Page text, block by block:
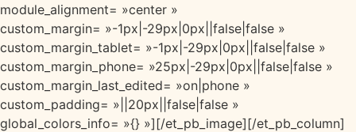
module_alignment= »center »
custom_margin= »-1px|-29px|0px||false|false »
custom_margin_tablet= »-1px|-29px|0px||false|false »
custom_margin_phone= »25px|-29px|0px||false|false »
custom_margin_last_edited= »on|phone »
custom_padding= »||20px||false|false »
global_colors_info= »{} »][/et_pb_image][/et_pb_column]